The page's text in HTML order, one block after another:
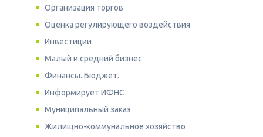
Организация торгов
Оценка регулирующего воздействия
Инвестиции
Малый и средний бизнес
Финансы. Бюджет.
Информирует ИФНС
Муниципальный заказ
Жилищно-коммунальное хозяйство